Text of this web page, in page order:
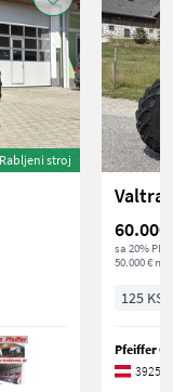
Rabljeni stroj
Valtra
60.000
sa 20%
50.000 €
125 KS/
Pfeiffer
3925